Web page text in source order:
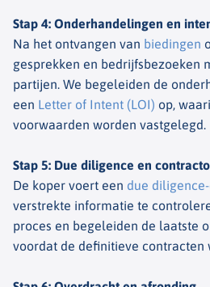
Stap 4: Onderhandelingen en
Na het ontvangen van biedingen
gesprekken en bedrijfsbezoeken
partijen. We begeleiden de
een Letter of Intent (LOI) op,
voorwaarden worden vastgelegd.
Stap 5: Due diligence en
De koper voert een due
verstrekte informatie te
proces en begeleiden de laatste
voordat de definitieve contracten